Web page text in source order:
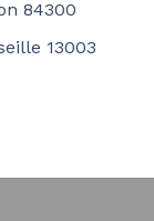
84300
13003